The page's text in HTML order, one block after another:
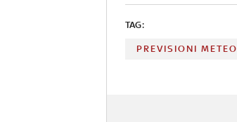
TAG:
PREVISIONI METEO